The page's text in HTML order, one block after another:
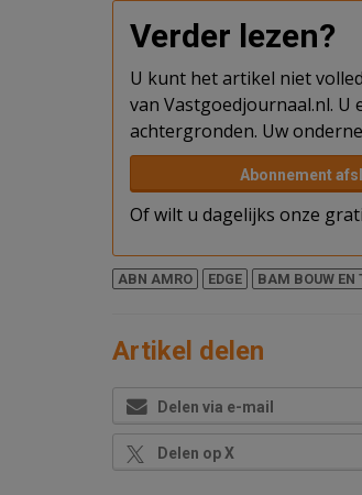
Verder lezen?
U kunt het artikel niet
van Vastgoedjournaal.nl.
achtergronden. Uw
Abonnement
Of wilt u dagelijks onze
ABN AMRO EDGE BAM BOUW EN
Artikel delen
Delen via e-mail
Delen op X